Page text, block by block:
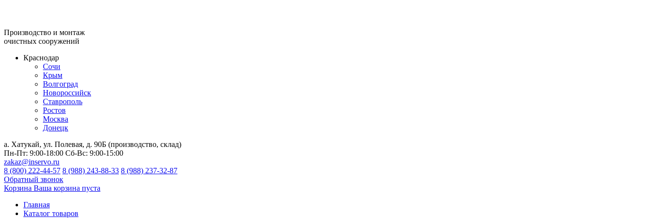
Производство и монтаж
очистных сооружений
Краснодар
Сочи
Крым
Волгоград
Новороссийск
Ставрополь
Ростов
Москва
Донецк
а. Хатукай, ул. Полевая, д. 90Б (производство, склад)
Пн-Пт: 9:00-18:00 Сб-Вс: 9:00-15:00
zakaz@inservo.ru
8 (800) 222-44-57 8 (988) 243-88-33 8 (988) 237-32-87
Обратный звонок
Корзина Ваша корзина пуста
Главная
Каталог товаров